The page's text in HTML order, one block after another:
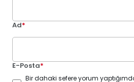
Ad*
E-Posta*
Bir dahaki sefere yorum